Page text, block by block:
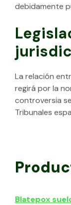
debidamente
La relación
regirá por la
controversia
Tribunales
Blatepox